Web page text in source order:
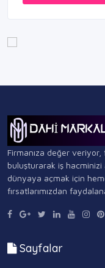
Firmanıza değer
buluşturarak iş hacminizi
dünyaya açmak için
fırsatlarımızdan
Sayfalar